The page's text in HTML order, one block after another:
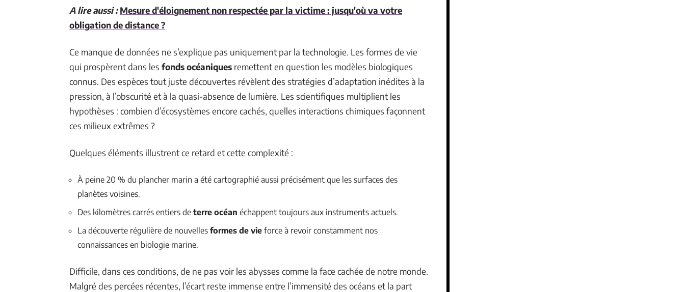
A lire aussi : Mesure d'éloignement non respectée par la victime : jusqu'où va votre
obligation de distance ?
Ce manque de données ne s’explique pas uniquement par la technologie. Les formes de vie
qui prospèrent dans les fonds océaniques remettent en question les modèles biologiques
connus. Des espèces tout juste découvertes révèlent des stratégies d’adaptation inédites à la
pression, à l’obscurité et à la quasi-absence de lumière. Les scientifiques multiplient les
hypothèses : combien d’écosystèmes encore cachés, quelles interactions chimiques façonnent
ces milieux extrêmes ?
Quelques éléments illustrent ce retard et cette complexité :
À peine 20 % du plancher marin a été cartographié aussi précisément que les surfaces des
planètes voisines.
Des kilomètres carrés entiers de terre océan échappent toujours aux instruments actuels.
La découverte régulière de nouvelles formes de vie force à revoir constamment nos
connaissances en biologie marine.
Difficile, dans ces conditions, de ne pas voir les abysses comme la face cachée de notre monde.
Malgré des percées récentes, l’écart reste immense entre l’immensité des océans et la part